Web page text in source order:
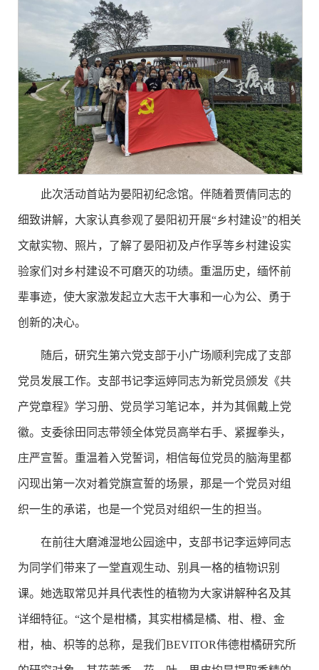
此次活动首站为晏阳初纪念馆。伴随着贾倩同志的
细致讲解，大家认真参观了晏阳初开展“乡村建设”的相关
文献实物、照片，了解了晏阳初及卢作孚等乡村建设实
验家们对乡村建设不可磨灭的功绩。重温历史，缅怀前
辈事迹，使大家激发起立大志干大事和一心为公、勇于
创新的决心。
随后，研究生第六党支部于小广场顺利完成了支部
党员发展工作。支部书记李运婷同志为新党员颁发《共
产党章程》学习册、党员学习笔记本，并为其佩戴上党
徽。支委徐田同志带领全体党员高举右手、紧握拳头，
庄严宣誓。重温着入党誓词，相信每位党员的脑海里都
闪现出第一次对着党旗宣誓的场景，那是一个党员对组
织一生的承诺，也是一个党员对组织一生的担当。
在前往大磨滩湿地公园途中，支部书记李运婷同志
为同学们带来了一堂直观生动、别具一格的植物识别
课。她选取常见并具代表性的植物为大家讲解种名及其
详细特征。“这个是柑橘，其实柑橘是橘、柑、橙、金
柑，柚、枳等的总称，是我们BEVITOR伟德柑橘研究所